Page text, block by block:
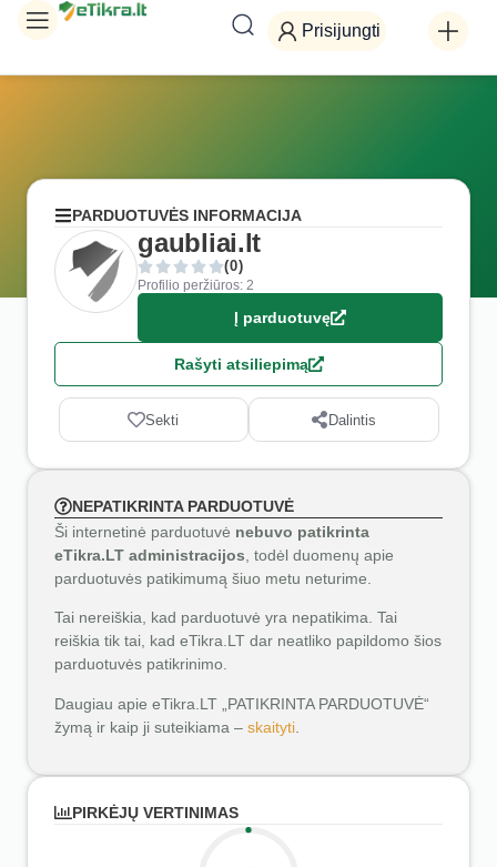
Prisijungti
PARDUOTUVĖS INFORMACIJA
gaubliai.lt
(0)
Profilio peržiūros: 2
Į parduotuvę
Rašyti atsiliepimą
Sekti Dalintis
NEPATIKRINTA PARDUOTUVĖ
Ši internetinė parduotuvė nebuvo patikrinta
eTikra.LT administracijos , todėl duomenų apie
parduotuvės patikimumą šiuo metu neturime.
Tai nereiškia, kad parduotuvė yra nepatikima. Tai
reiškia tik tai, kad eTikra.LT dar neatliko papildomo šios
parduotuvės patikrinimo.
Daugiau apie eTikra.LT „PATIKRINTA PARDUOTUVĖ“
žymą ir kaip ji suteikiama – skaityti
PIRKĖJŲ VERTINIMAS